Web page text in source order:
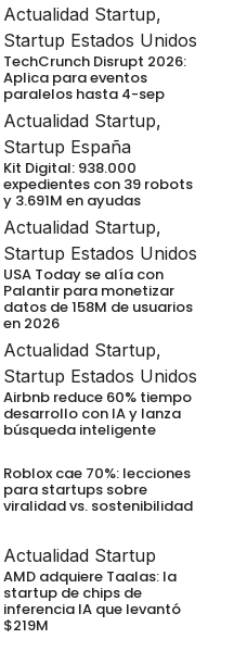
Actualidad Startup,
Startup Estados Unidos
TechCrunch Disrupt 2026:
Aplica para eventos
paralelos hasta 4-sep
Actualidad Startup,
Startup España
Kit Digital: 938.000
expedientes con 39 robots
y 3.691M en ayudas
Actualidad Startup,
Startup Estados Unidos
USA Today se alía con
Palantir para monetizar
datos de 158M de usuarios
en 2026
Actualidad Startup,
Startup Estados Unidos
Airbnb reduce 60% tiempo
desarrollo con IA y lanza
búsqueda inteligente
Roblox cae 70%: lecciones
para startups sobre
viralidad vs. sostenibilidad
Actualidad Startup
AMD adquiere Taalas: la
startup de chips de
inferencia IA que levantó
$219M